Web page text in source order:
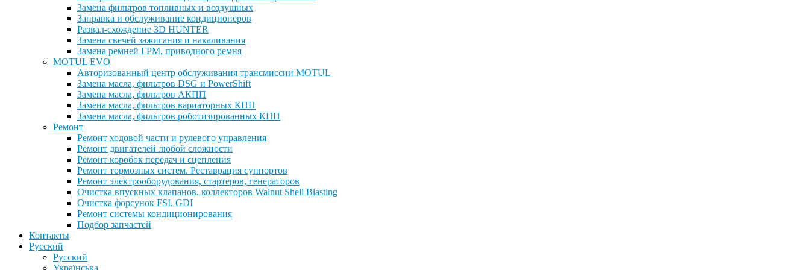
Замена фильтров топливных и воздушных
Заправка и обслуживание кондиционеров
Развал-схождение 3D HUNTER
Замена свечей зажигания и накаливания
Замена ремней ГРМ, приводного ремня
MOTUL EVO
Авторизованный центр обслуживания трансмиссии MOTUL
Замена масла, фильтров DSG и PowerShift
Замена масла, фильтров АКПП
Замена масла, фильтров вариаторных КПП
Замена масла, фильтров роботизированных КПП
Ремонт
Ремонт ходовой части и рулевого управления
Ремонт двигателей любой сложности
Ремонт коробок передач и сцепления
Ремонт тормозных систем. Реставрация суппортов
Ремонт электрооборудования, стартеров, генераторов
Очистка впускных клапанов, коллекторов Walnut Shell Blasting
Очистка форсунок FSI, GDI
Ремонт системы кондиционирования
Подбор запчастей
Контакты
Русский
Русский
Українська